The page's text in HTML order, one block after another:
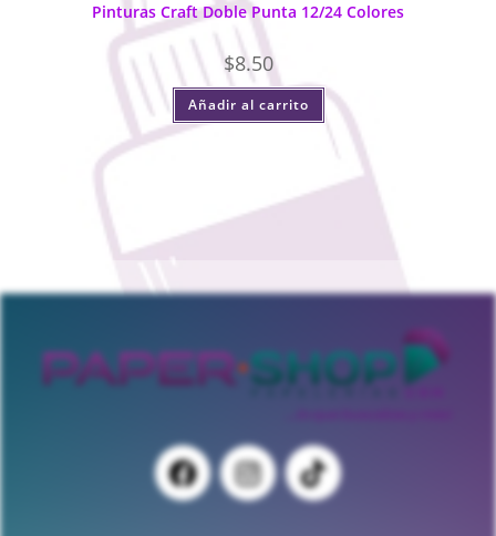
Pinturas Craft Doble Punta 12/24 Colores
$8.50
Añadir al carrito